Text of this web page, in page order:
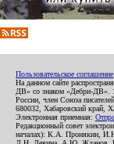
Пользовательское соглашение
На данном сайте
ДВ» со знаком «Дебри-ДВ».
России, член Союза
680032, Хабаровский край,
Электронная приемная:
Редакционный совет
началах): К.А. Пронякин,